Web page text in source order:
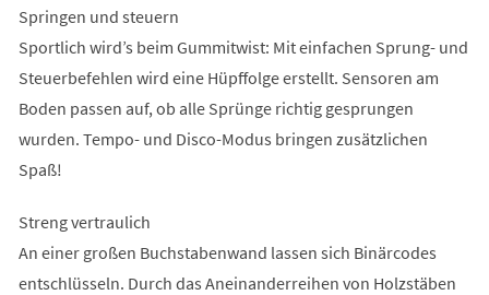
Springen und steuern
Sportlich wird’s beim Gummitwist: Mit einfachen Sprung- und
Steuerbefehlen wird eine Hüpffolge erstellt. Sensoren am
Boden passen auf, ob alle Sprünge richtig gesprungen
wurden. Tempo- und Disco-Modus bringen zusätzlichen
Spaß!
Streng vertraulich
An einer großen Buchstabenwand lassen sich Binärcodes
entschlüsseln. Durch das Aneinanderreihen von Holzstäben